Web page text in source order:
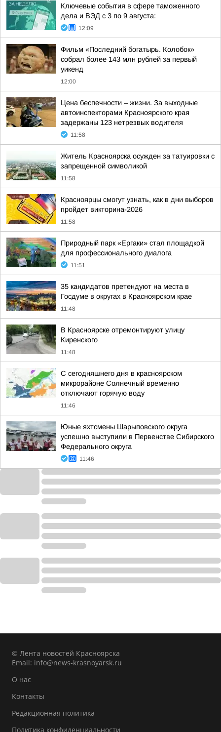
Ключевые события в сфере таможенного
дела и ВЭД с 3 по 9 августа:
12:09
Фильм «Последний богатырь. Колобок»
собрал более 143 млн рублей за первый
уикенд
12:00
Цена беспечности – жизни. За выходные
автоинспекторами Красноярского края
задержаны 123 нетрезвых водителя
11:58
Житель Красноярска осужден за татуировки с
запрещенной символикой
11:58
Красноярцы смогут узнать, как в дни выборов
пройдет викторина-2026
11:58
Природный парк «Ергаки» стал площадкой
для профессионального диалога
11:51
35 кандидатов претендуют на места в
Госдуме в округах в Красноярском крае
11:48
В Красноярске отремонтируют улицу
Киренского
11:48
С сегодняшнего дня в красноярском
микрорайоне Солнечный временно
отключают горячую воду
11:46
Юные яхтсмены Шарыповского округа
успешно выступили в Первенстве Сибирского
Федерального округа
11:46
© Лента новостей Красноярска
Email: info@news-krasnoyarsk.ru
О нас
Контакты
Редакционная политика
Политика конфиденциальности